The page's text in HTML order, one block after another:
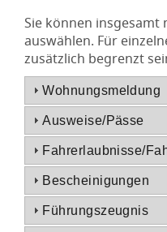
Sie können insgesamt
auswählen. Für
zusätzlich begrenzt
Wohnungsmeldung
Ausweise/Pässe
Fahrerlaubnisse/
Bescheinigungen
Führungszeugnis